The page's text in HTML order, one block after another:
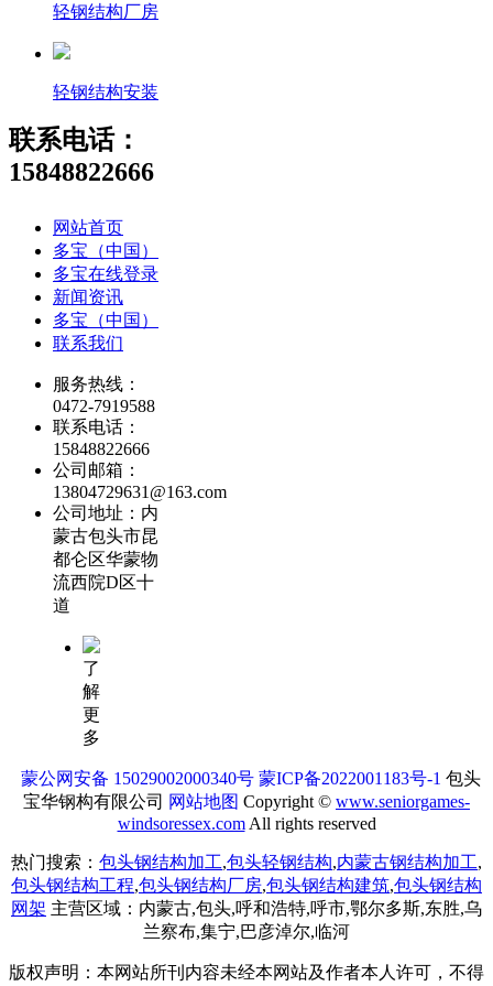
轻钢结构厂房
轻钢结构安装
联系电话：
15848822666
网站首页
多宝（中国）
多宝在线登录
新闻资讯
多宝（中国）
联系我们
服务热线：
0472-7919588
联系电话：
15848822666
公司邮箱：
13804729631@163.com
公司地址：内
蒙古包头市昆
都仑区华蒙物
流西院D区十
道
了
解
更
多
蒙公网安备 15029002000340号 蒙ICP备2022001183号-1 包头
宝华钢构有限公司 网站地图 Copyright © www.seniorgames-
windsoressex.comAll rights reserved
热门搜索： 包头钢结构加工,包头轻钢结构,内蒙古钢结构加工,
包头钢结构工程,包头钢结构厂房,包头钢结构建筑,包头钢结构
网架 主营区域：内蒙古,包头,呼和浩特,呼市,鄂尔多斯,东胜,乌
兰察布,集宁,巴彦淖尔,临河
版权声明：本网站所刊内容未经本网站及作者本人许可，不得